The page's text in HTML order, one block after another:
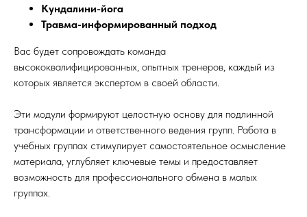
Кундалини-йога
Травма-информированный подход
Вас будет сопровождать команда
высококвалифицированных, опытных тренеров, каждый из
которых является экспертом в своей области.
Эти модули формируют целостную основу для подлинной
трансформации и ответственного ведения групп. Работа в
учебных группах стимулирует самостоятельное осмысление
материала, углубляет ключевые темы и предоставляет
возможность для профессионального обмена в малых
группах.